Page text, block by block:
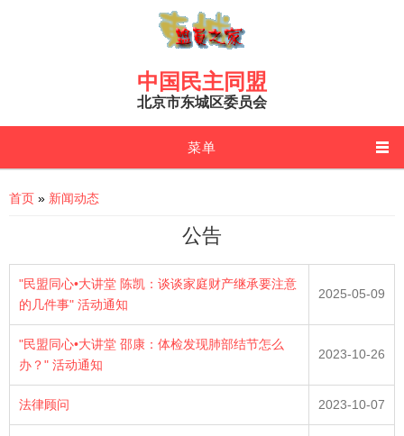
中国民主同盟
北京市东城区委员会
菜单
You are here
首页 » 新闻动态
公告
"民盟同心•大讲堂 陈凯：谈谈家庭财产继承要注意
的几件事" 活动通知
2025-05-09
"民盟同心•大讲堂 邵康：体检发现肺部结节怎么
办？" 活动通知
2023-10-26
法律顾问 2023-10-07